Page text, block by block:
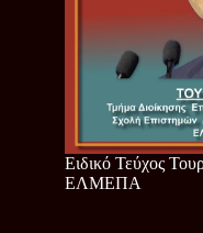
Ειδικό Τεύχος
ΕΛΜΕΠΑ